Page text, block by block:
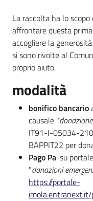
su
La raccolta ha lo
affrontare questa
accogliere la
si sono rivolte al
proprio aiuto.
modalità
bonifico bancario
causale "
IT91-J-05034-
BAPPIT22 per
Pago Pa: su
"donazioni
https://portale-